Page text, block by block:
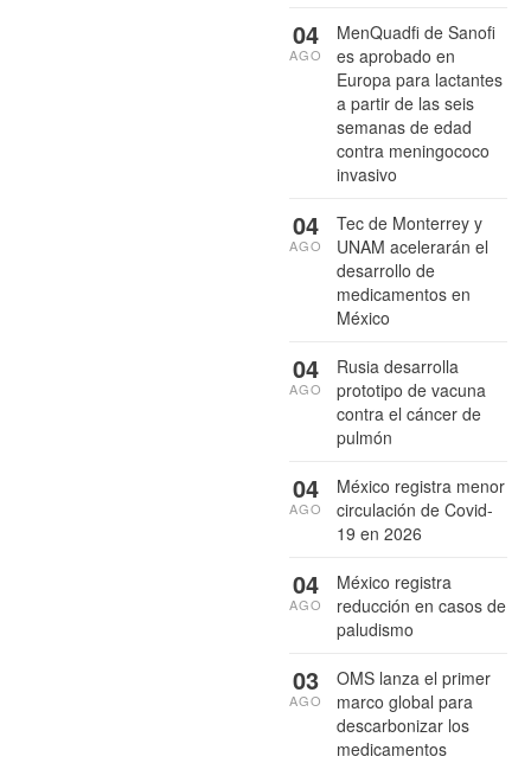
MenQuadfi de Sanofi
es aprobado en
Europa para lactantes
a partir de las seis
semanas de edad
contra meningococo
invasivo
04
AGO
Tec de Monterrey y
UNAM acelerarán el
desarrollo de
medicamentos en
México
04
AGO
Rusia desarrolla
prototipo de vacuna
contra el cáncer de
pulmón
04
AGO
México registra menor
circulación de Covid-
19 en 2026
04
AGO
México registra
reducción en casos de
paludismo
04
AGO
OMS lanza el primer
marco global para
descarbonizar los
medicamentos
03
AGO